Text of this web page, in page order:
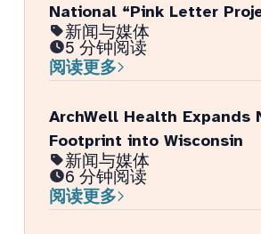
National “Pink Letter
新闻与媒体
5 分钟阅读
阅读更多
ArchWell Health Expands
Footprint into Wisconsin
新闻与媒体
6 分钟阅读
阅读更多